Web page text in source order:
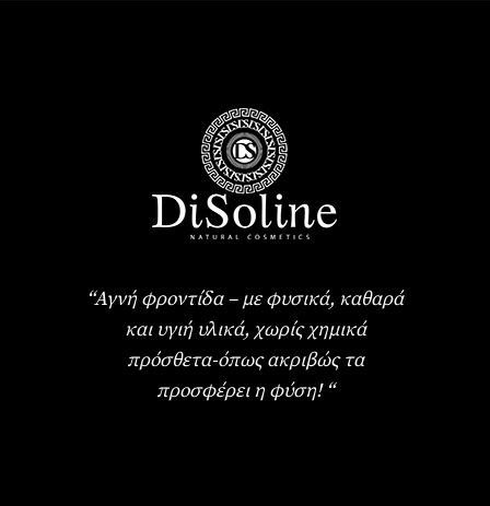
“Αγνή φροντίδα – με φυσικά, καθαρά
και υγιή υλικά, χωρίς χημικά
πρόσθετα-όπως ακριβώς τα
προσφέρει η φύση! “